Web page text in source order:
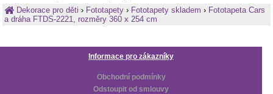
Dekorace pro děti› Fototapety › Fototapety skladem › Fototapeta Cars
a dráha FTDS-2221, rozměry 360 x 254 cm
Informace pro zákazníky
Obchodní podmínky
Odstoupit od smlouvy